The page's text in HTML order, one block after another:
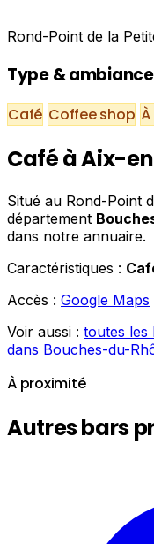
Rond-Point de la
Type & ambiance
Café Coffee shop
Café à Aix-
Situé au Rond-Point
département
dans notre annuaire.
Caractéristiques :
Accès : Google Maps
Voir aussi : toutes les
dans Bouches-du-
À proximité
Autres bars